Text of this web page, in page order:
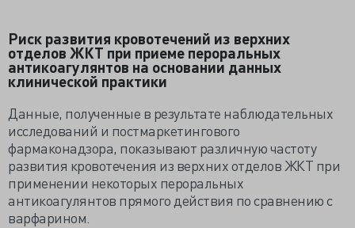
Риск развития кровотечений из верхних
отделов ЖКТ при приеме пероральных
антикоагулянтов на основании данных
клинической практики
Данные, полученные в результате наблюдательных
исследований и постмаркетингового
фармаконадзора, показывают различную частоту
развития кровотечения из верхних отделов ЖКТ при
применении некоторых пероральных
антикоагулянтов прямого действия по сравнению с
варфарином.